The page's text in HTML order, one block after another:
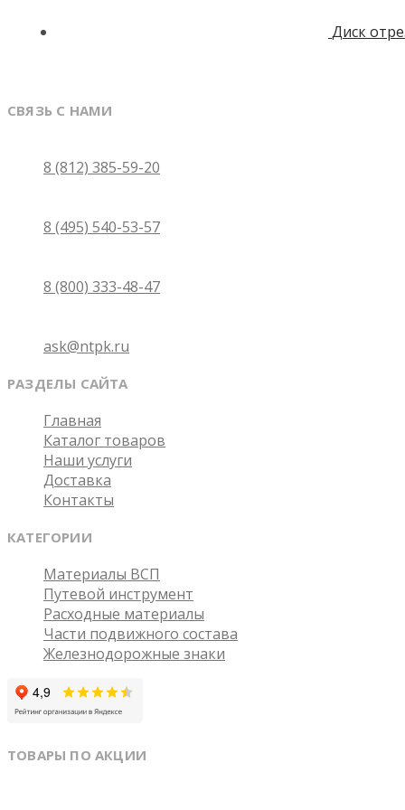
Диск
СВЯЗЬ С НАМИ
8 (812) 385-59-20
8 (495) 540-53-57
8 (800) 333-48-47
ask@ntpk.ru
РАЗДЕЛЫ САЙТА
Главная
Каталог товаров
Наши услуги
Доставка
Контакты
КАТЕГОРИИ
Материалы ВСП
Путевой инструмент
Расходные материалы
Части подвижного состава
Железнодорожные знаки
ТОВАРЫ ПО АКЦИИ